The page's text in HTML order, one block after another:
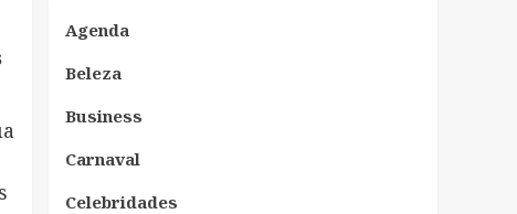
Agenda
Beleza
Business
Carnaval
Celebridades